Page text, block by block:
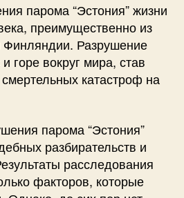
парома “Эстония” жизни
преимущественно из
Разрушение
горе вокруг мира, став
катастроф на
парома “Эстония”
разбирательств и
расследования
факторов, которые